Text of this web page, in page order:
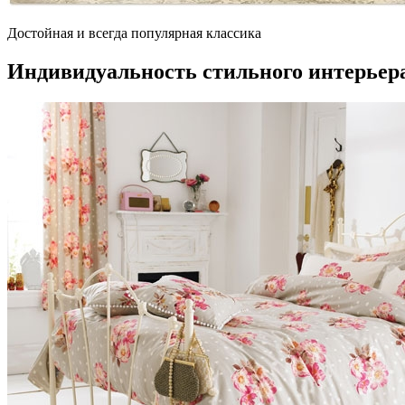
Достойная и всегда популярная классика
Индивидуальность стильного